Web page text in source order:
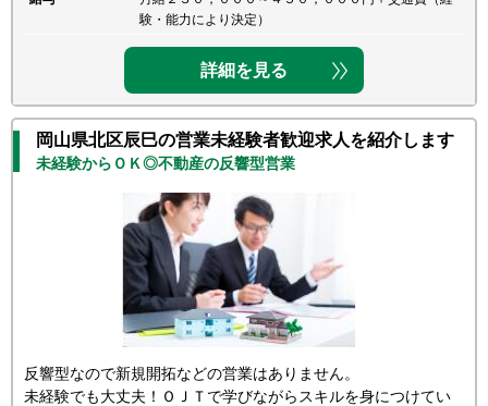
験・能力により決定）
詳細を見る
岡山県北区辰巳の営業未経験者歓迎求人を紹介します
未経験からＯＫ◎不動産の反響型営業
反響型なので新規開拓などの営業はありません。
未経験でも大丈夫！ＯＪＴで学びながらスキルを身につけてい